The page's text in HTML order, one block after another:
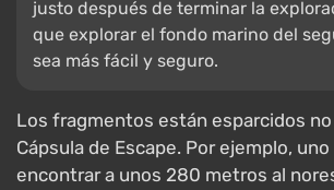
justo después de terminar la
que explorar el fondo marino del
sea más fácil y seguro.
Los fragmentos están esparcidos
Cápsula de Escape. Por ejemplo,
encontrar a unos 280 metros al